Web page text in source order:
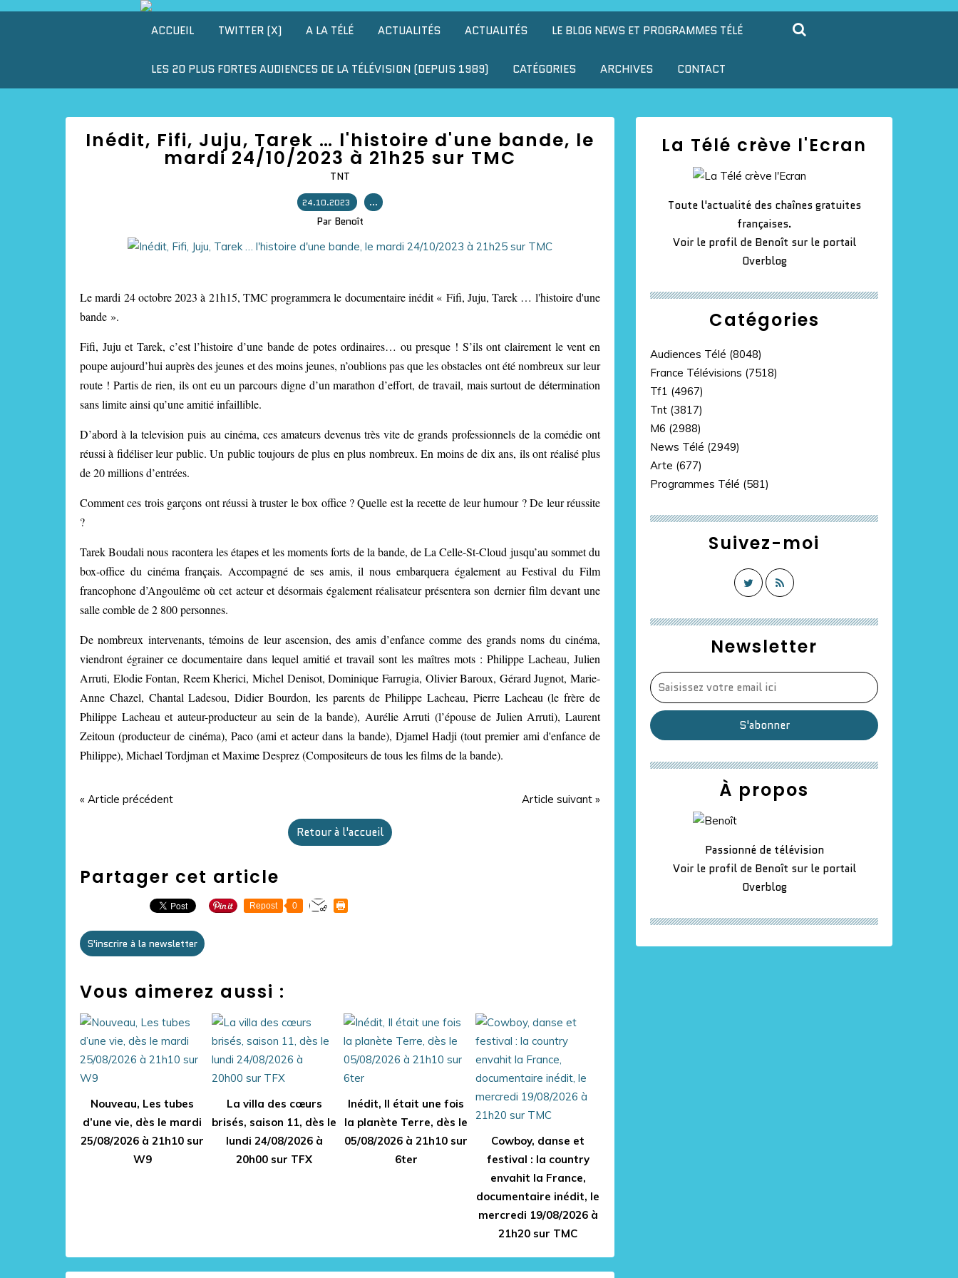
ACCUEIL TWITTER (X) A LA TÉLÉ ACTUALITÉS ACTUALITÉS LE BLOG NEWS ET PROGRAMMES TÉLÉ
LES 20 PLUS FORTES AUDIENCES DE LA TÉLÉVISION (DEPUIS 1989) CATÉGORIES ARCHIVES CONTACT
Inédit, Fifi, Juju, Tarek … l'histoire d'une bande, le
mardi 24/10/2023 à 21h25 sur TMC
TNT
24.10.2023 …
Par Benoît
Le mardi 24 octobre 2023 à 21h15, TMC programmera le documentaire inédit « Fifi, Juju, Tarek … l'histoire d'une
bande ».
Fifi, Juju et Tarek, c’est l’histoire d’une bande de potes ordinaires… ou presque ! S’ils ont clairement le vent en
poupe aujourd’hui auprès des jeunes et des moins jeunes, n’oublions pas que les obstacles ont été nombreux sur leur
route ! Partis de rien, ils ont eu un parcours digne d’un marathon d’effort, de travail, mais surtout de détermination
sans limite ainsi qu’une amitié infaillible.
D’abord à la television puis au cinéma, ces amateurs devenus très vite de grands professionnels de la comédie ont
réussi à fidéliser leur public. Un public toujours de plus en plus nombreux. En moins de dix ans, ils ont réalisé plus
de 20 millions d’entrées.
Comment ces trois garçons ont réussi à truster le box office ? Quelle est la recette de leur humour ? De leur réussite
?
Tarek Boudali nous racontera les étapes et les moments forts de la bande, de La Celle-St-Cloud jusqu’au sommet du
box-office du cinéma français. Accompagné de ses amis, il nous embarquera également au Festival du Film
francophone d’Angoulême où cet acteur et désormais également réalisateur présentera son dernier film devant une
salle comble de 2 800 personnes.
De nombreux intervenants, témoins de leur ascension, des amis d’enfance comme des grands noms du cinéma,
viendront égrainer ce documentaire dans lequel amitié et travail sont les maîtres mots : Philippe Lacheau, Julien
Arruti, Elodie Fontan, Reem Kherici, Michel Denisot, Dominique Farrugia, Olivier Baroux, Gérard Jugnot, Marie-
Anne Chazel, Chantal Ladesou, Didier Bourdon, les parents de Philippe Lacheau, Pierre Lacheau (le frère de
Philippe Lacheau et auteur-producteur au sein de la bande), Aurélie Arruti (l’épouse de Julien Arruti), Laurent
Zeitoun (producteur de cinéma), Paco (ami et acteur dans la bande), Djamel Hadji (tout premier ami d'enfance de
Philippe), Michael Tordjman et Maxime Desprez (Compositeurs de tous les films de la bande).
« Article précédent Article suivant »
Retour à l'accueil
Partager cet article
Repost 0
S'inscrire à la newsletter
Vous aimerez aussi :
Nouveau, Les tubes
d’une vie, dès le mardi
25/08/2026 à 21h10 sur
W9
La villa des cœurs
brisés, saison 11, dès le
lundi 24/08/2026 à
20h00 sur TFX
Inédit, Il était une fois
la planète Terre, dès le
05/08/2026 à 21h10 sur
6ter
Cowboy, danse et
festival : la country
envahit la France,
documentaire inédit, le
mercredi 19/08/2026 à
21h20 sur TMC
Newsletter
Catégories
Audiences Télé (8048)
France Télévisions (7518)
Tf1 (4967)
Tnt (3817)
M6 (2988)
News Télé (2949)
Arte (677)
Programmes Télé (581)
La Télé crève l'Ecran
Toute l'actualité des chaînes gratuites
françaises.
Voir le profil de Benoît sur le portail
Overblog
Suivez-moi
À propos
Passionné de télévision
Voir le profil de Benoît sur le portail
Overblog